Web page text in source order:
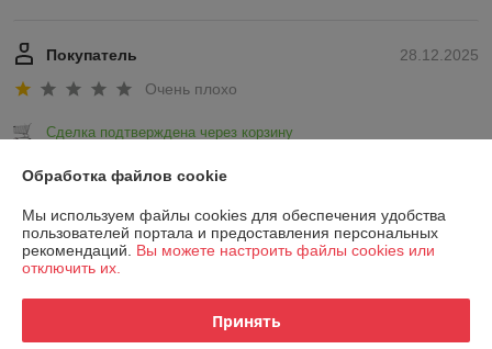
28.12.2025
Покупатель
Очень плохо
Сделка подтверждена через корзину
Показать все отзывы
О нас
Обработка файлов cookie
Мы используем файлы cookies для обеспечения удобства
пользователей портала и предоставления персональных
рекомендаций. Вы можете настроить файлы cookies или
отключить их.
Принять